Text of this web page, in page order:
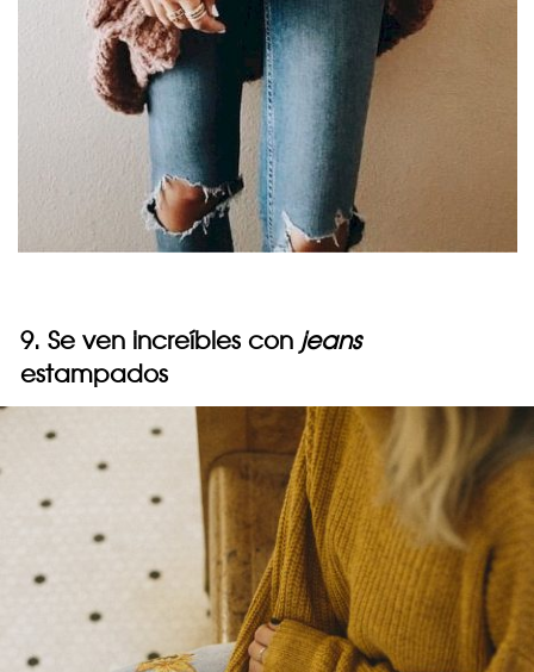
9. Se ven increíbles con jeans
estampados